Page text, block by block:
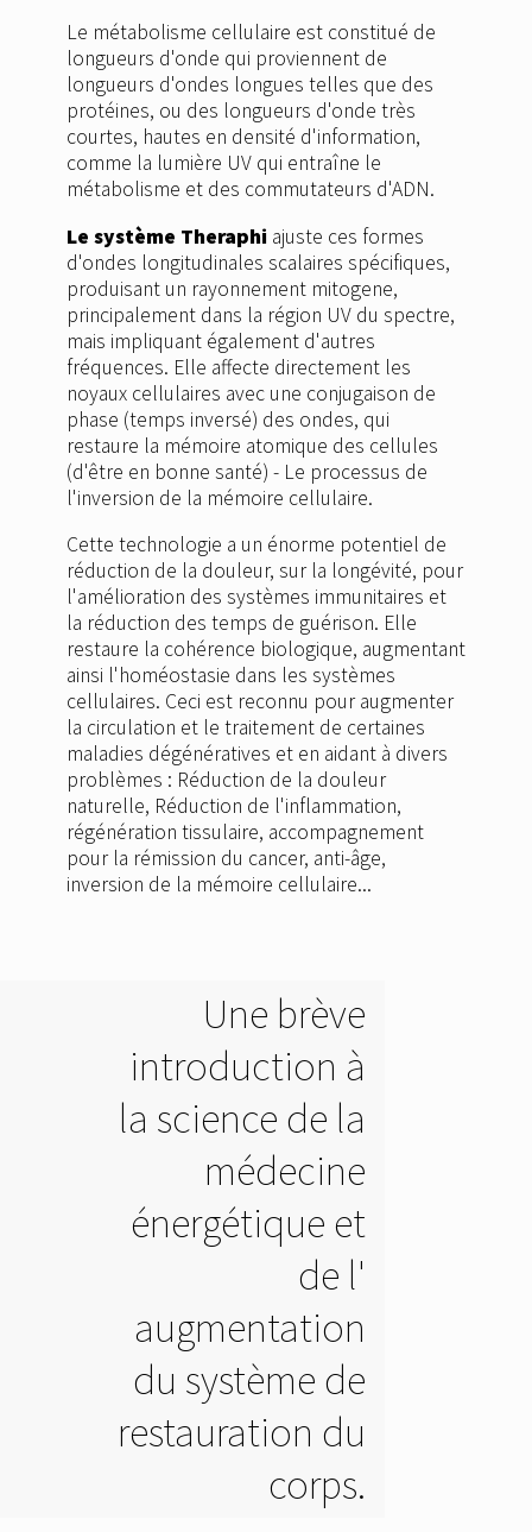
Le métabolisme cellulaire est constitué de
longueurs d'onde qui proviennent de
longueurs d'ondes longues telles que des
protéines, ou des longueurs d'onde très
courtes, hautes en densité d'information,
comme la lumière UV qui entraîne le
métabolisme et des commutateurs d'ADN.
Le système Theraphi ajuste ces formes
d'ondes longitudinales scalaires spécifiques,
produisant un rayonnement mitogene,
principalement dans la région UV du spectre,
mais impliquant également d'autres
fréquences. Elle affecte directement les
noyaux cellulaires avec une conjugaison de
phase (temps inversé) des ondes, qui
restaure la mémoire atomique des cellules
(d'être en bonne santé) - Le processus de
l'inversion de la mémoire cellulaire.
Cette technologie a un énorme potentiel de
réduction de la douleur, sur la longévité, pour
l'amélioration des systèmes immunitaires et
la réduction des temps de guérison. Elle
restaure la cohérence biologique, augmentant
ainsi l'homéostasie dans les systèmes
cellulaires. Ceci est reconnu pour augmenter
la circulation et le traitement de certaines
maladies dégénératives et en aidant à divers
problèmes : Réduction de la douleur
naturelle, Réduction de l'inflammation,
régénération tissulaire, accompagnement
pour la rémission du cancer, anti-âge,
inversion de la mémoire cellulaire...
Une brève
introduction à
la science de la
médecine
énergétique et
de l'
augmentation
du système de
restauration du
corps.